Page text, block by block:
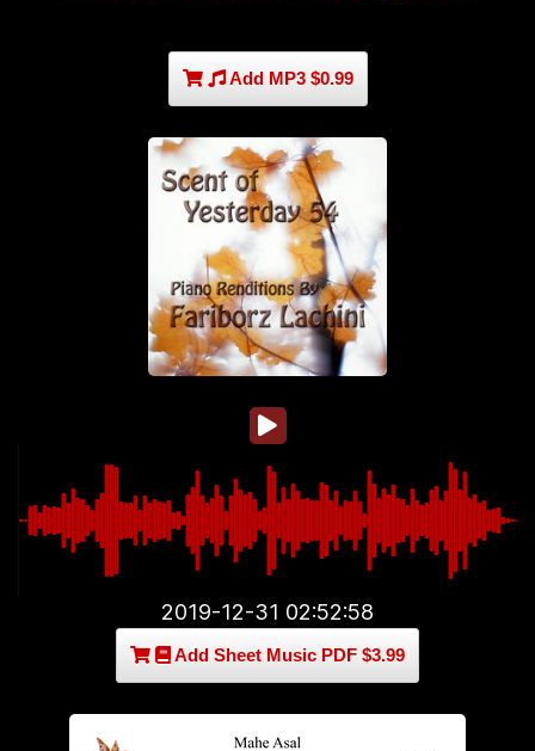
Add MP3 $0.99
2019-12-31 02:52:58
Add Sheet Music PDF $3.99